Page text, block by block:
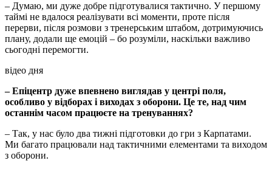
– Думаю, ми дуже добре підготувалися тактично. У першому
таймі не вдалося реалізувати всі моменти, проте після
перерви, після розмови з тренерським штабом, дотримуючись
плану, додали ще емоцій – бо розуміли, наскільки важливо
сьогодні перемогти.
відео дня
– Епіцентр дуже впевнено виглядав у центрі поля,
особливо у відборах і виходах з оборони. Це те, над чим
останнім часом працюєте на тренуваннях?
– Так, у нас було два тижні підготовки до гри з Карпатами.
Ми багато працювали над тактичними елементами та виходом
з оборони.